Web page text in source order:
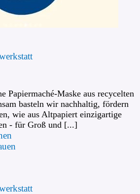
Papiermaché-Maske aus recycelten
basteln wir nachhaltig, fördern
wie aus Altpapiert einzigartige
- für Groß und [...]